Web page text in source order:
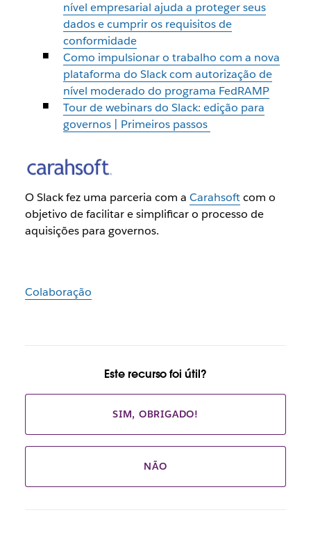
nível empresarial ajuda a proteger seus
dados e cumprir os requisitos de
conformidade
Como impulsionar o trabalho com a nova
plataforma do Slack com autorização de
nível moderado do programa FedRAMP
Tour de webinars do Slack: edição para
governos | Primeiros passos
O Slack fez uma parceria com a Carahsoftcom o
objetivo de facilitar e simplificar o processo de
aquisições para governos.
Colaboração
Este recurso foi útil?
SIM, OBRIGADO!
NÃO